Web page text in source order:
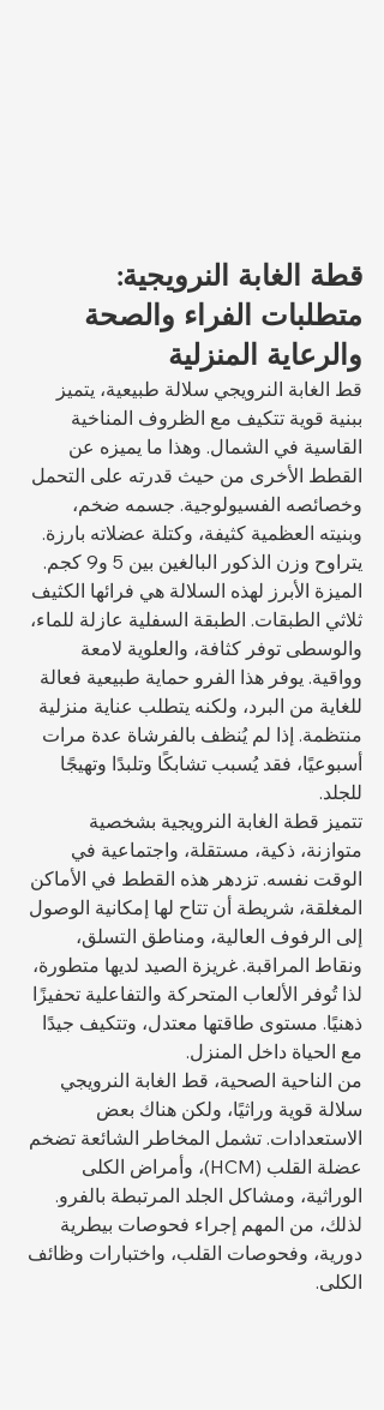
قطة الغابة النرويجية:
متطلبات الفراء والصحة
والرعاية المنزلية
قط الغابة النرويجي سلالة طبيعية، يتميز
ببنية قوية تتكيف مع الظروف المناخية
القاسية في الشمال. وهذا ما يميزه عن
القطط الأخرى من حيث قدرته على التحمل
وخصائصه الفسيولوجية. جسمه ضخم،
وبنيته العظمية كثيفة، وكتلة عضلاته بارزة.
يتراوح وزن الذكور البالغين بين 5 و9 كجم.
الميزة الأبرز لهذه السلالة هي فرائها الكثيف
ثلاثي الطبقات. الطبقة السفلية عازلة للماء،
والوسطى توفر كثافة، والعلوية لامعة
وواقية. يوفر هذا الفرو حماية طبيعية فعالة
للغاية من البرد، ولكنه يتطلب عناية منزلية
منتظمة. إذا لم يُنظف بالفرشاة عدة مرات
أسبوعيًا، فقد يُسبب تشابكًا وتلبدًا وتهيجًا
للجلد.
تتميز قطة الغابة النرويجية بشخصية
متوازنة، ذكية، مستقلة، واجتماعية في
الوقت نفسه. تزدهر هذه القطط في الأماكن
المغلقة، شريطة أن تتاح لها إمكانية الوصول
إلى الرفوف العالية، ومناطق التسلق،
ونقاط المراقبة. غريزة الصيد لديها متطورة،
لذا تُوفر الألعاب المتحركة والتفاعلية تحفيزًا
ذهنيًا. مستوى طاقتها معتدل، وتتكيف جيدًا
مع الحياة داخل المنزل.
من الناحية الصحية، قط الغابة النرويجي
سلالة قوية وراثيًا، ولكن هناك بعض
الاستعدادات. تشمل المخاطر الشائعة تضخم
عضلة القلب (HCM)، وأمراض الكلى
الوراثية، ومشاكل الجلد المرتبطة بالفرو.
لذلك، من المهم إجراء فحوصات بيطرية
دورية، وفحوصات القلب، واختبارات وظائف
الكلى.